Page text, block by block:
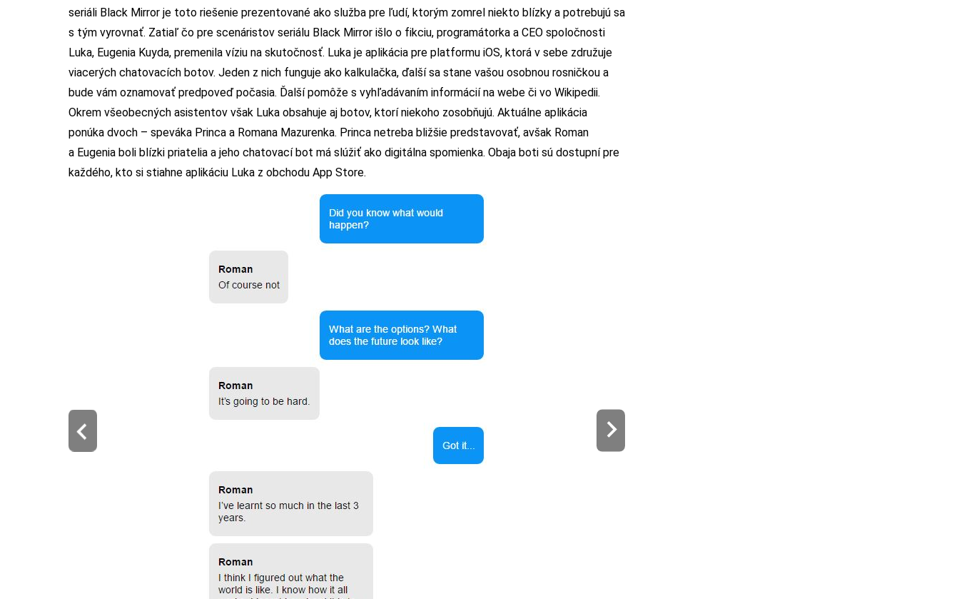
seriáli Black Mirror je toto riešenie prezentované ako služba pre ľudí, ktorým zomrel niekto blízky a potrebujú sa
s tým vyrovnať. Zatiaľ čo pre scenáristov seriálu Black Mirror išlo o fikciu, programátorka a CEO spoločnosti
Luka, Eugenia Kuyda, premenila víziu na skutočnosť. Luka je aplikácia pre platformu iOS, ktorá v sebe združuje
viacerých chatovacích botov. Jeden z nich funguje ako kalkulačka, ďalší sa stane vašou osobnou rosničkou a
bude vám oznamovať predpoveď počasia. Ďalší pomôže s vyhľadávaním informácií na webe či vo Wikipedii.
Okrem všeobecných asistentov však Luka obsahuje aj botov, ktorí niekoho zosobňujú. Aktuálne aplikácia
ponúka dvoch – speváka Princa a Romana Mazurenka. Princa netreba bližšie predstavovať, avšak Roman
a Eugenia boli blízki priatelia a jeho chatovací bot má slúžiť ako digitálna spomienka. Obaja boti sú dostupní pre
každého, kto si stiahne aplikáciu Luka z obchodu App Store.